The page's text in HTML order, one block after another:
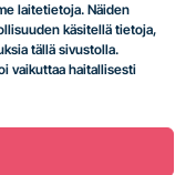
laitetietoja. Näiden
käsitellä tietoja,
tällä sivustolla.
vaikuttaa haitallisesti